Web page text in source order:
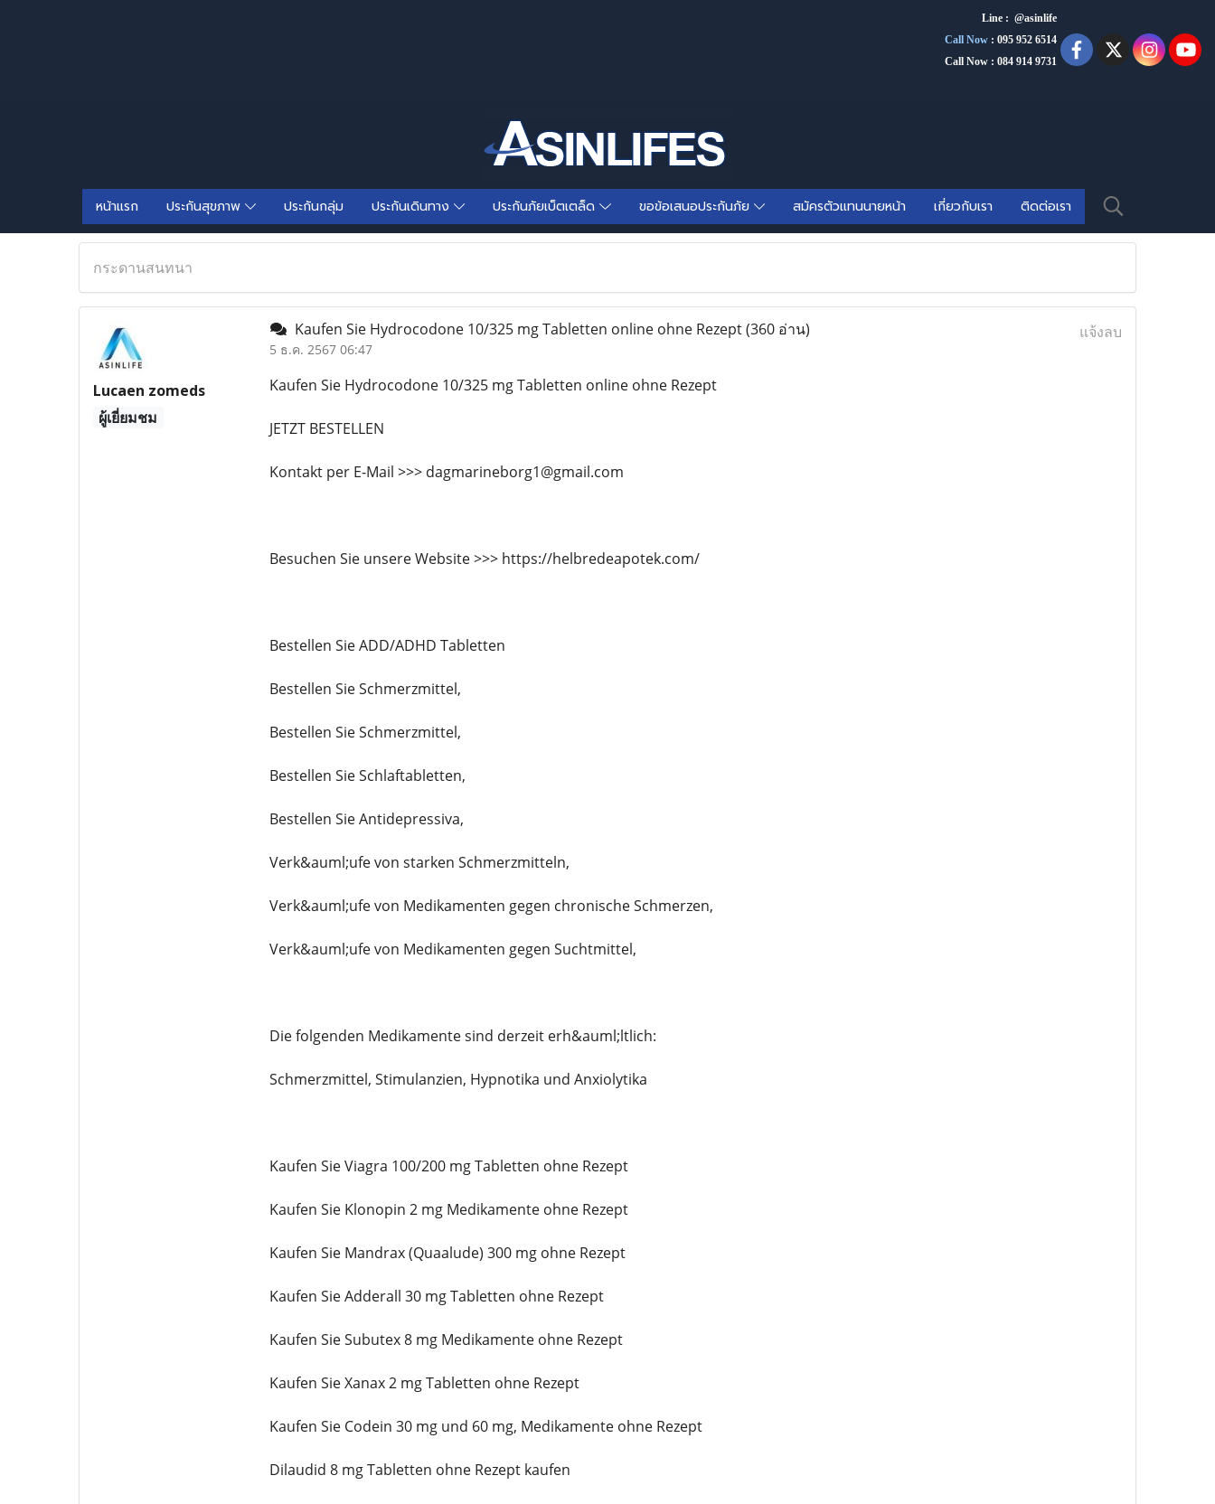
Line : @asinlife
Call Now : 095 952 6514
Call Now : 084 914 9731
หน้าแรก ประกันสุขภาพ ประกันกลุ่ม ประกันเดินทาง ประกันภัยเบ็ตเตล็ด ขอข้อเสนอประกันภัย สมัครตัวแทนนายหน้า เกี่ยวกับเรา ติดต่อเรา
กระดานสนทนา
Lucaen zomeds
ผู้เยี่ยมชม
Kaufen Sie Hydrocodone 10/325 mg Tabletten online ohne Rezept(360 อ่าน)
5 ธ.ค. 2567 06:47
แจ้งลบ
Kaufen Sie Hydrocodone 10/325 mg Tabletten online ohne Rezept
JETZT BESTELLEN
Kontakt per E-Mail >>> dagmarineborg1@gmail.com
Besuchen Sie unsere Website >>> https://helbredeapotek.com/
Bestellen Sie ADD/ADHD Tabletten
Bestellen Sie Schmerzmittel,
Bestellen Sie Schmerzmittel,
Bestellen Sie Schlaftabletten,
Bestellen Sie Antidepressiva,
Verk&auml;ufe von starken Schmerzmitteln,
Verk&auml;ufe von Medikamenten gegen chronische Schmerzen,
Verk&auml;ufe von Medikamenten gegen Suchtmittel,
Die folgenden Medikamente sind derzeit erh&auml;ltlich:
Schmerzmittel, Stimulanzien, Hypnotika und Anxiolytika
Kaufen Sie Viagra 100/200 mg Tabletten ohne Rezept
Kaufen Sie Klonopin 2 mg Medikamente ohne Rezept
Kaufen Sie Mandrax (Quaalude) 300 mg ohne Rezept
Kaufen Sie Adderall 30 mg Tabletten ohne Rezept
Kaufen Sie Subutex 8 mg Medikamente ohne Rezept
Kaufen Sie Xanax 2 mg Tabletten ohne Rezept
Kaufen Sie Codein 30 mg und 60 mg, Medikamente ohne Rezept
Dilaudid 8 mg Tabletten ohne Rezept kaufen